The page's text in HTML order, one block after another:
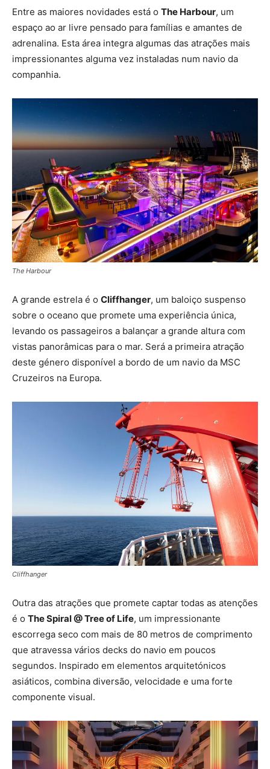
Entre as maiores novidades está o The Harbour, um
espaço ao ar livre pensado para famílias e amantes de
adrenalina. Esta área integra algumas das atrações mais
impressionantes alguma vez instaladas num navio da
companhia.
The Harbour
A grande estrela é o Cliffhanger, um baloiço suspenso
sobre o oceano que promete uma experiência única,
levando os passageiros a balançar a grande altura com
vistas panorâmicas para o mar. Será a primeira atração
deste género disponível a bordo de um navio da MSC
Cruzeiros na Europa.
Cliffhanger
Outra das atrações que promete captar todas as atenções
é o The Spiral @ Tree of Life, um impressionante
escorrega seco com mais de 80 metros de comprimento
que atravessa vários decks do navio em poucos
segundos. Inspirado em elementos arquitetónicos
asiáticos, combina diversão, velocidade e uma forte
componente visual.